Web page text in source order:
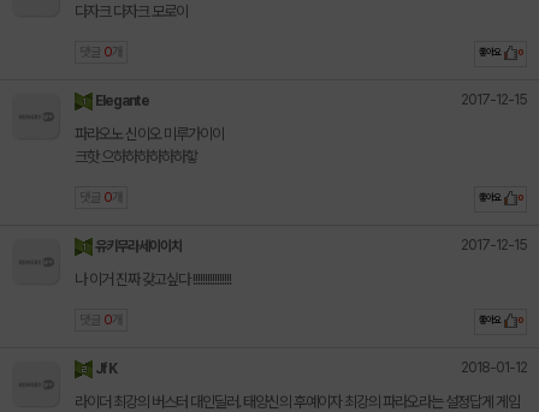
다자크 다자크 모로이
댓글 0 개 좋아요 0
Elegante 2017-12-15
파라오노 신이오 미루가이이
크핫 으하하하하하하핳
댓글 0 개 좋아요 0
유키무라세이이치 2017-12-15
나 이거 진짜 갖고싶다 !!!!!!!!!!!!!!!!
댓글 0 개 좋아요 0
Jf K 2018-01-12
라이더 최강의 버스터 대인딜러. 태양신의 후예이자 최강의 파라오라는 설정답게 게임